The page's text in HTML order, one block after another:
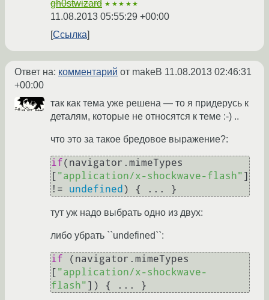
gh0stwizard ★★★★★
11.08.2013 05:55:29 +00:00
Ссылка
Ответ на: комментарий от makeB 11.08.2013 02:46:31
+00:00
так как тема уже решена — то я придерусь к
деталям, которые не относятся к теме :-) ..
что это за такое бредовое выражение?:
if(navigator. mimeTypes
[ "application/x-shockwave-flash" ]
!= undefined
тут уж надо выбрать одно из двух:
либо убрать ``undefined``:
if (navigator. mimeTypes
[ "application/x-shockwave-
flash"